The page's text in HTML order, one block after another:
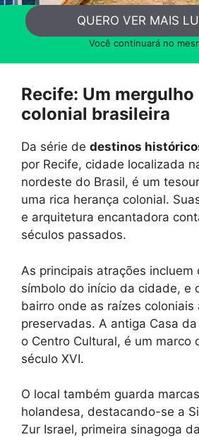
QUERO VER MAIS
Você continuará no
Recife: Um
colonial brasileira
Da série de destinos
por Recife, cidade localizada
nordeste do Brasil, é um
uma rica herança colonial.
e arquitetura encantadora
séculos passados.
As principais atrações incluem
símbolo do início da cidade, e
bairro onde as raízes coloniais
preservadas. A antiga Casa
o Centro Cultural, é um marco
século XVI.
O local também guarda
holandesa, destacando-se a
Zur Israel, primeira sinagoga